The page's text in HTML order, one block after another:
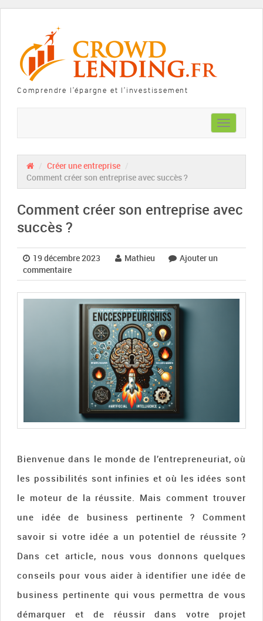
Comprendre l'épargne et l'investissement
Toggle
navigation
Créer une entreprise
Comment créer son entreprise avec succès ?
Comment créer son entreprise avec
succès ?
19 décembre 2023 Mathieu
Ajouter un
commentaire
Bienvenue dans le monde de l’entrepreneuriat, où
les possibilités sont infinies et où les idées sont
le moteur de la réussite. Mais comment trouver
une idée de business pertinente ? Comment
savoir si votre idée a un potentiel de réussite ?
Dans cet article, nous vous donnons quelques
conseils pour vous aider à identifier une idée de
business pertinente qui vous permettra de vous
démarquer et de réussir dans votre projet